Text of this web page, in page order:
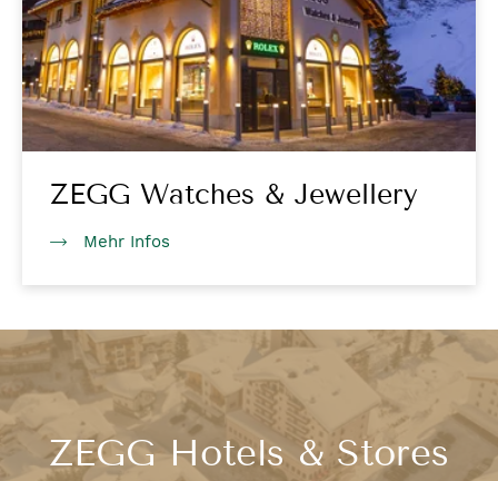
ZEGG Watches & Jewellery
Mehr Infos
ZEGG Hotels & Stores